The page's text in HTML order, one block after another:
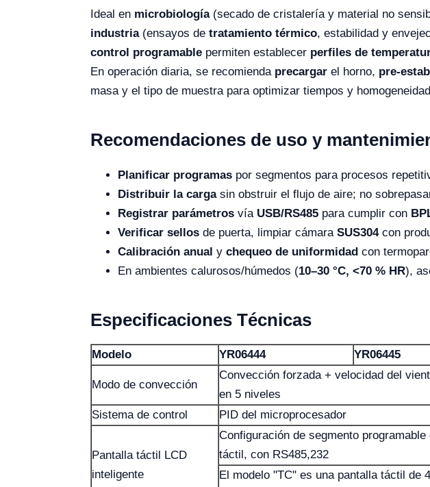
Ideal en microbiología(secado de cristalería y material no
industria(ensayos de tratamiento térmico, estabilidad y
control programable permiten establecer perfiles de
En operación diaria, se recomienda precargar el horno, pre-
masa y el tipo de muestra para optimizar tiempos y
Recomendaciones de uso y
Planificar programas por segmentos para procesos
Distribuir la cargasin obstruir el flujo de aire; no
Registrar parámetros vía USB/RS485 para cumplir con
Verificar sellos de puerta, limpiar cámara SUS304con
Calibración anual y chequeo de uniformidad con
En ambientes calurosos/húmedos (10–30 °C, <70 % HR),
Especificaciones Técnicas
Modelo YR06444 YR06445
Modo de convección
Convección forzada + velocidad del
en 5 niveles
Sistema de control
PID del microprocesador
Pantalla táctil LCD
inteligente
Configuración de segmento programable
táctil, con RS485,232
El modelo "TC" es una pantalla táctil de